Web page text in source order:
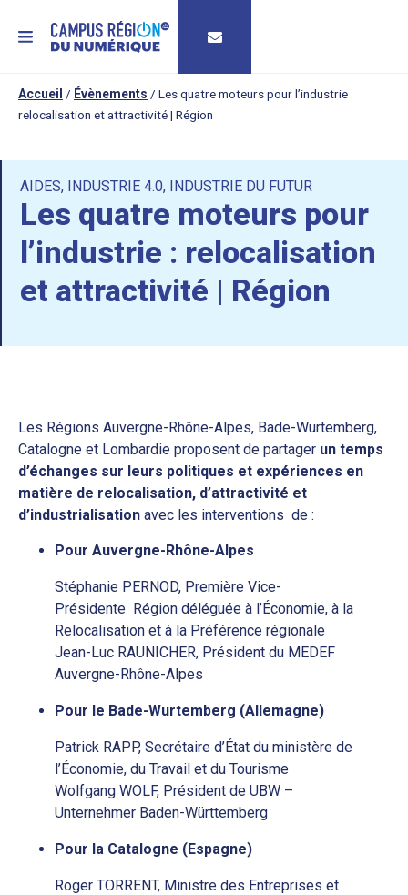
MENU
Accueil / Évènements / Les quatre moteurs pour l’industrie :
relocalisation et attractivité | Région
AIDES, INDUSTRIE 4.0, INDUSTRIE DU FUTUR
Les quatre moteurs pour
l’industrie : relocalisation
et attractivité | Région
Les Régions Auvergne-Rhône-Alpes, Bade-Wurtemberg,
Catalogne et Lombardie proposent de partager un temps
d’échanges sur leurs politiques et expériences en
matière de relocalisation, d’attractivité et
d’industrialisation avec les interventions de :
Pour Auvergne-Rhône-Alpes
Stéphanie PERNOD, Première Vice-
Présidente Région déléguée à l’Économie, à la
Relocalisation et à la Préférence régionale
Jean-Luc RAUNICHER, Président du MEDEF
Auvergne-Rhône-Alpes
Pour le Bade-Wurtemberg (Allemagne)
Patrick RAPP, Secrétaire d’État du ministère de
l’Économie, du Travail et du Tourisme
Wolfgang WOLF, Président de UBW –
Unternehmer Baden-Württemberg
Pour la Catalogne (Espagne)
Roger TORRENT, Ministre des Entreprises et